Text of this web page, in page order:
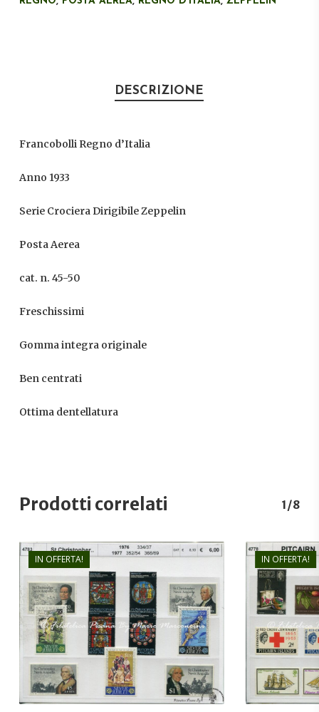
DESCRIZIONE
Francobolli Regno d’Italia
Anno 1933
Serie Crociera Dirigibile Zeppelin
Posta Aerea
cat. n. 45-50
Freschissimi
Gomma integra originale
Ben centrati
Ottima dentellatura
Prodotti correlati 1/8
IN OFFERTA!
€5,00
€3,80
IN OFFERTA!